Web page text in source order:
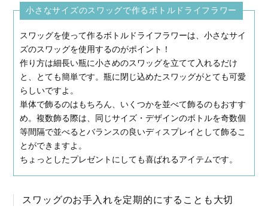
小さなサイズのスワッグで作るボトルドライフラワー
スワッグを使って作るボトルドライフラワーは、小さなサイ
ズのスワッグを使用するのがポイント！
作り方は細長い瓶に小さめのスワッグを立てて入れるだけ
と、とても簡単です。瓶に閉じ込めたスワッグがとても可愛
らしいですよ。
単体で飾るのはもちろん、いくつかを並べて飾るのもおすす
め。複数飾る際は、同じサイズ・デザインのボトルを奇数個
等間隔で並べるとバランスの良いディスプレイとして飾るこ
とができますよ。
ちょっとしたプレゼントにしても喜ばれるアイテムです。
スワッグのお手入れを定期的にすることも大切